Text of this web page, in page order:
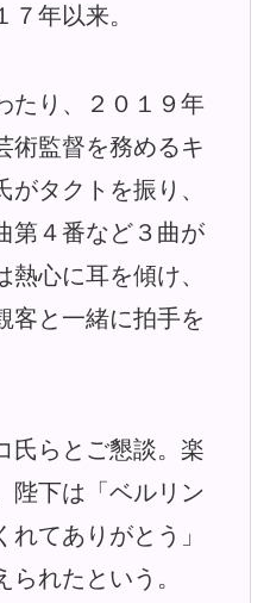
年以来。
たり、２０１９年
術監督を務めるキ
がタクトを振り、
第４番など３曲が
心に耳を傾け、
客と一緒に拍手を
氏らとご懇談。楽
陛下は「ベルリン
てありがとう」
られたという。